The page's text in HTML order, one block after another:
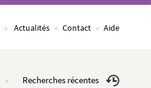
Actualités Contact Aide
Recherches récentes